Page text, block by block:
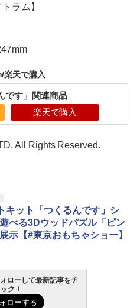
ラム】
楽天で購入
です」関連商品
楽天で購入
All Rights Reserved.
キット「つくるんです」シ
べる3Dウッドパズル「ピン
示【#東京おもちゃショー】
ローして最新記事をチ
ク！